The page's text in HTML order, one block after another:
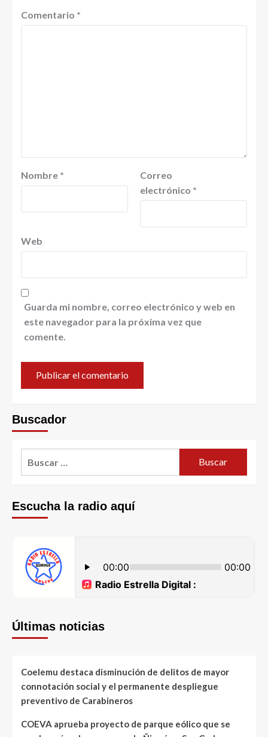
Comentario *
Nombre *
Correo
electrónico *
Web
Guarda mi nombre, correo electrónico y web en
este navegador para la próxima vez que
comente.
Buscador
Escucha la radio aquí
Últimas noticias
Coelemu destaca disminución de delitos de mayor
connotación social y el permanente despliegue
preventivo de Carabineros
COEVA aprueba proyecto de parque eólico que se